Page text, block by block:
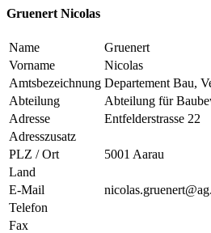
Gruenert Nicolas
Name
Gruenert
Vorname
Nicolas
Amtsbezeichnung Departement Bau,
Abteilung
Abteilung für
Adresse
Entfelderstrasse 22
Adresszusatz
PLZ / Ort
5001 Aarau
Land
E-Mail
Telefon
Fax